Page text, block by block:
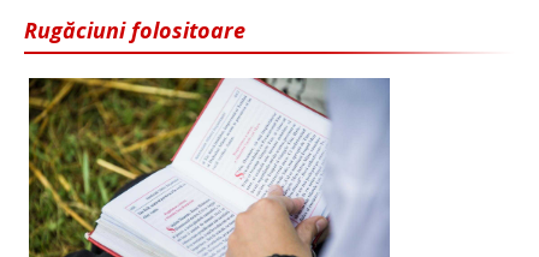
Rugăciuni folositoare